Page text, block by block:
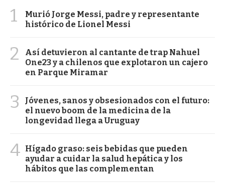
1
Murió Jorge Messi, padre y representante
histórico de Lionel Messi
2
Así detuvieron al cantante de trap Nahuel
One23 y a chilenos que explotaron un cajero
en Parque Miramar
3
Jóvenes, sanos y obsesionados con el futuro:
el nuevo boom de la medicina de la
longevidad llega a Uruguay
4 Hígado graso: seis bebidas que pueden
ayudar a cuidar la salud hepática y los
hábitos que las complementan